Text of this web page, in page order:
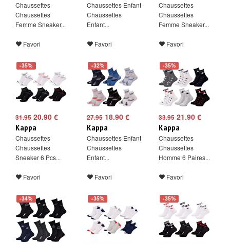
Chaussettes
Chaussettes
Femme Sneaker...
Favori
Chaussettes Enfant
Chaussettes
Enfant...
Favori
Chaussettes
Chaussettes
Femme Sneaker...
Favori
-35%
31.95 20.90 €
Kappa
Chaussettes
Chaussettes
Sneaker 6 Pcs...
Favori
-32%
27.9518.90 €
Kappa
Chaussettes Enfant
Chaussettes
Enfant...
Favori
-35%
33.9521.90 €
Kappa
Chaussettes
Chaussettes
Homme 6 Paires...
Favori
-34% -35% -35%